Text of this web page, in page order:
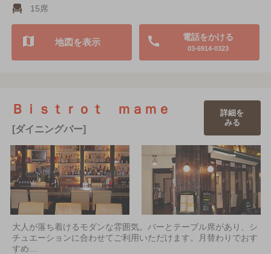
15席
電話をかける
03-6914-0323
地図を表示
Ｂｉｓｔｒｏｔ ｍａｍｅ
[ダイニングバー]
詳細を
みる
大人が落ち着けるモダンな雰囲気。バーとテーブル席があり、シ
チュエーションに合わせてご利用いただけます。月替わりでおす
すめ…